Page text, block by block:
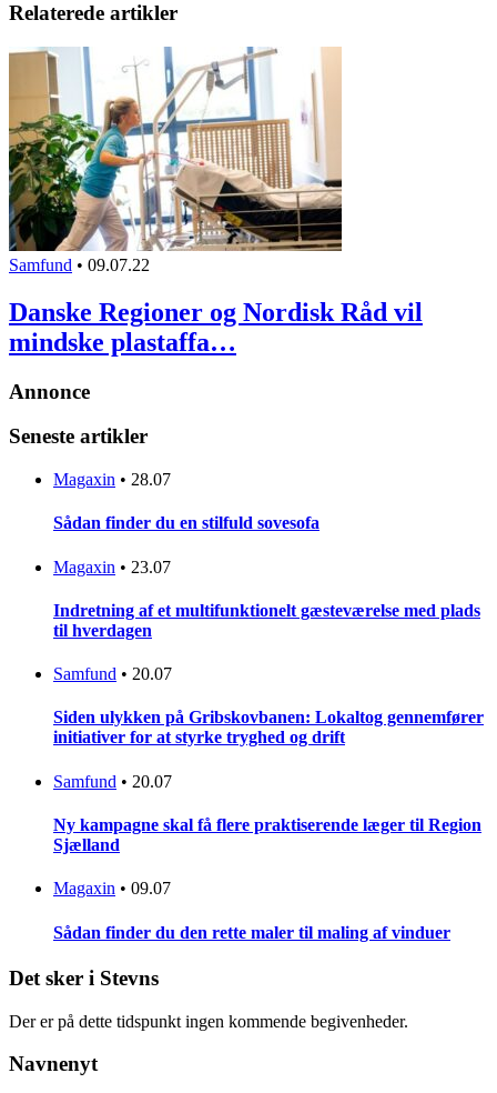
Relaterede artikler
Samfund • 09.07.22
Danske Regioner og Nordisk Råd vil
mindske plastaffa…
Annonce
Seneste artikler
Magaxin • 28.07
Sådan finder du en stilfuld sovesofa
Magaxin • 23.07
Indretning af et multifunktionelt gæsteværelse med plads
til hverdagen
Samfund • 20.07
Siden ulykken på Gribskovbanen: Lokaltog gennemfører
initiativer for at styrke tryghed og drift
Samfund • 20.07
Ny kampagne skal få flere praktiserende læger til Region
Sjælland
Magaxin • 09.07
Sådan finder du den rette maler til maling af vinduer
Det sker i Stevns
Der er på dette tidspunkt ingen kommende begivenheder.
Navnenyt